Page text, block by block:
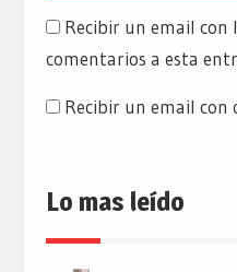
Recibir un email con
comentarios a esta
Recibir un email con
Lo mas leído